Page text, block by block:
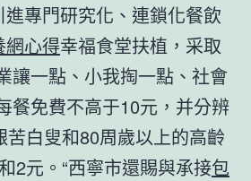
專門研究化、連鎖化餐飲
網心得幸福食堂扶植，采取
讓一點、小我掏一點、社會
餐免費不高于10元，并分辨
白叟和80周歲以上的高齡
2元。“西寧市還賜與承接包